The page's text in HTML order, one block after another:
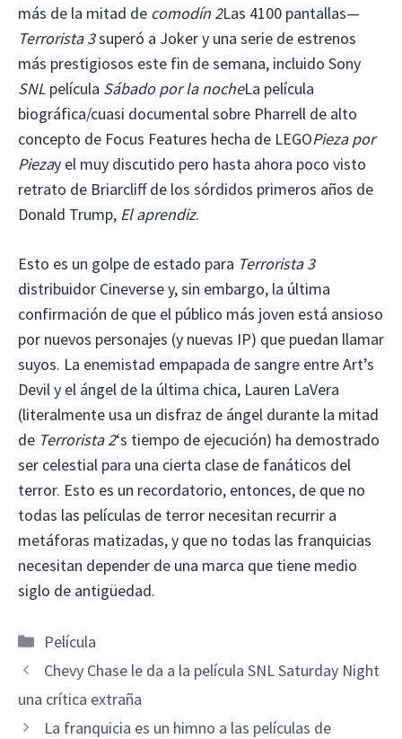
más de la mitad de comodín 2Las 4100 pantallas—
Terrorista 3superó a Joker y una serie de estrenos
más prestigiosos este fin de semana, incluido Sony
SNL película Sábado por la nocheLa película
biográfica/cuasi documental sobre Pharrell de alto
concepto de Focus Features hecha de LEGOPieza por
Piezay el muy discutido pero hasta ahora poco visto
retrato de Briarcliff de los sórdidos primeros años de
Donald Trump, El aprendiz.
Esto es un golpe de estado para Terrorista 3
distribuidor Cineverse y, sin embargo, la última
confirmación de que el público más joven está ansioso
por nuevos personajes (y nuevas IP) que puedan llamar
suyos. La enemistad empapada de sangre entre Art’s
Devil y el ángel de la última chica, Lauren LaVera
(literalmente usa un disfraz de ángel durante la mitad
de Terrorista 2‘s tiempo de ejecución) ha demostrado
ser celestial para una cierta clase de fanáticos del
terror. Esto es un recordatorio, entonces, de que no
todas las películas de terror necesitan recurrir a
metáforas matizadas, y que no todas las franquicias
necesitan depender de una marca que tiene medio
siglo de antigüedad.
Categorías
Película
Chevy Chase le da a la película SNL Saturday Night
una crítica extraña
La franquicia es un himno a las películas de